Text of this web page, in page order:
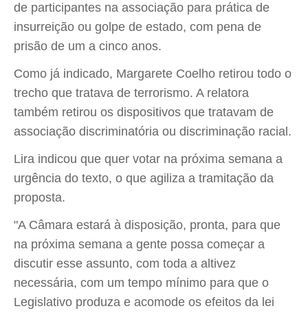
de participantes na associação para prática de
insurreição ou golpe de estado, com pena de
prisão de um a cinco anos.
Como já indicado, Margarete Coelho retirou todo o
trecho que tratava de terrorismo. A relatora
também retirou os dispositivos que tratavam de
associação discriminatória ou discriminação racial.
Lira indicou que quer votar na próxima semana a
urgência do texto, o que agiliza a tramitação da
proposta.
"A Câmara estará à disposição, pronta, para que
na próxima semana a gente possa começar a
discutir esse assunto, com toda a altivez
necessária, com um tempo mínimo para que o
Legislativo produza e acomode os efeitos da lei